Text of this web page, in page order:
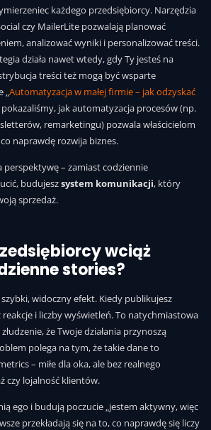
każdego przedsiębiorcy. Narzędzia
czy MailerLite pozwalają planować
analizować wyniki i personalizować treści.
działa nawet wtedy, gdy Ty jesteś na
treści też mogą być wsparte
„Automatyzacja w małej firmie – jak odzyskać
pokazaliśmy, jak automatyzacja procesów (np.
remarketingu) pozwala właścicielom
naprawdę rozwija biznes.
– zamiast codziennie
budujeszsystem komunikacji, który
sprzedaż.
wciąż
stories?
widoczny efekt. Kiedy publikujesz
i liczby wyświetleń. To natychmiastowa
że Twoje działania przynoszą
polega na tym, że takie dane to
– miłe dla oka, ale bez realnego
czy lojalność klientów.
ego i budują poczucie „jestem aktywny, więc
przekładają się na to, co naprawdę się liczy